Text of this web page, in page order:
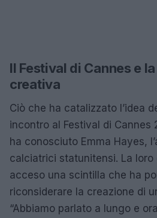
Il Festival di Cannes e
creativa
Ciò che ha catalizzato l’idea
incontro al Festival di Cannes
ha conosciuto Emma Hayes,
calciatrici statunitensi. La loro
acceso una scintilla che ha
riconsiderare la creazione di
“Abbiamo parlato a lungo e